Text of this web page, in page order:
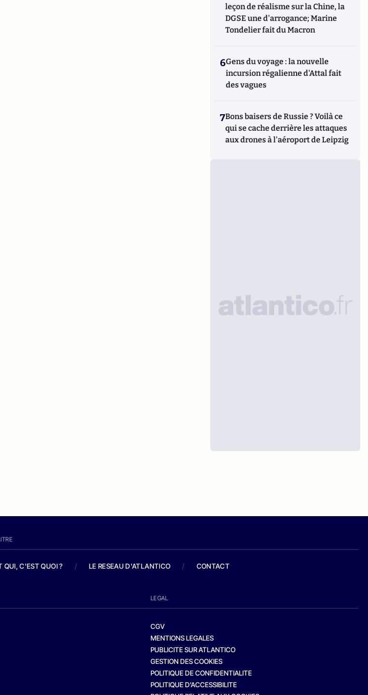
leçon de réalisme sur la Chine, la
DGSE une d'arrogance; Marine
Tondelier fait du Macron
6Gens du voyage : la nouvelle
incursion régalienne d'Attal fait
des vagues
7Bons baisers de Russie ? Voilà ce
qui se cache derrière les attaques
aux drones à l'aéroport de Leipzig
QUI, C'EST QUOI ? / LE RESEAU D'ATLANTICO / CONTACT
LEGAL
CGV
MENTIONS LEGALES
PUBLICITE SUR ATLANTICO
GESTION DES COOKIES
POLITIQUE DE CONFIDENTIALITE
POLITIQUE D’ACCESSIBILITE